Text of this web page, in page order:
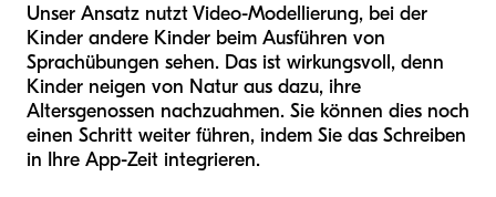
Unser Ansatz nutzt Video-Modellierung, bei der
Kinder andere Kinder beim Ausführen von
Sprachübungen sehen. Das ist wirkungsvoll, denn
Kinder neigen von Natur aus dazu, ihre
Altersgenossen nachzuahmen. Sie können dies noch
einen Schritt weiter führen, indem Sie das Schreiben
in Ihre App-Zeit integrieren.